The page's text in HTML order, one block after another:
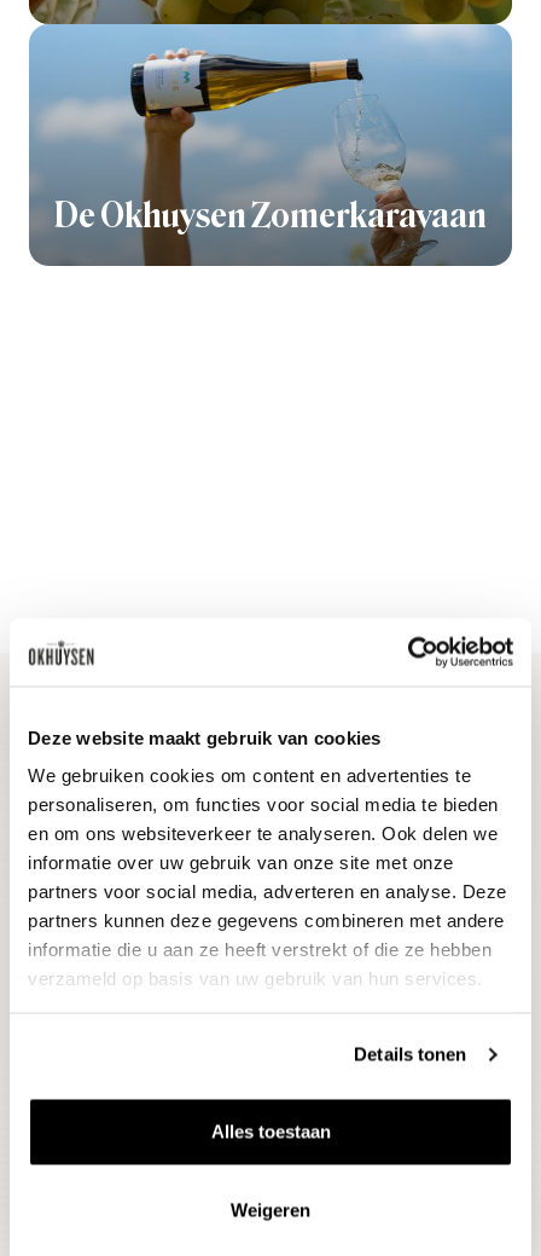
Deze website maakt gebruik van cookies
We gebruiken cookies om content en advertenties te
personaliseren, om functies voor social media te bieden
en om ons websiteverkeer te analyseren. Ook delen we
informatie over uw gebruik van onze site met onze
partners voor social media, adverteren en analyse. Deze
partners kunnen deze gegevens combineren met andere
informatie die u aan ze heeft verstrekt of die ze hebben
verzameld op basis van uw gebruik van hun services.
Details tonen
Alles toestaan
Weigeren
De Okhuysen Zomerkaravaan
Blijf op de hoogte
Ontvang het laatste wijnnieuws, proeverijen en
evenementen
E-mailadres
Aanmelden
Thema's